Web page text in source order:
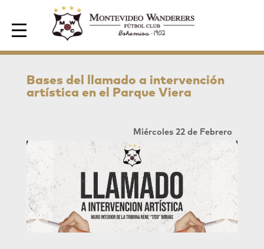
Area de Socios
Bases del llamado a intervención
artística en el Parque Viera
Miércoles 22 de Febrero